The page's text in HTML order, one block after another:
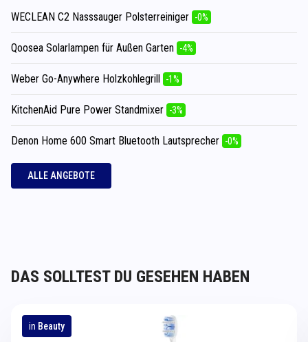
WECLEAN C2 Nasssauger Polsterreiniger -0%
Qoosea Solarlampen für Außen Garten -4%
Weber Go-Anywhere Holzkohlegrill -1%
KitchenAid Pure Power Standmixer -3%
Denon Home 600 Smart Bluetooth Lautsprecher -0%
ALLE ANGEBOTE
DAS SOLLTEST DU GESEHEN HABEN
in Beauty